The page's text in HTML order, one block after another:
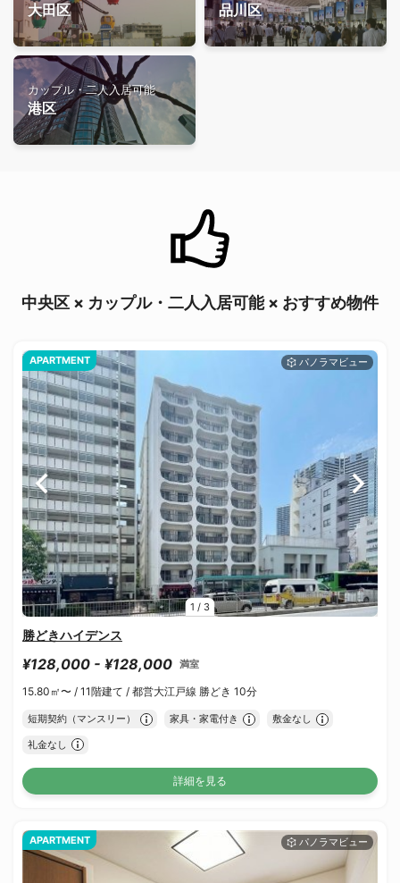
大田区 品川区
カップル・二人入居可能
港区
中央区 × カップル・二人入居可能 × おすすめ物件
1 / 3
APARTMENT
勝どきハイデンス
¥128,000 - ¥128,000 満室
15.80㎡〜 / 11階建て / 都営大江戸線 勝どき 10分
短期契約（マンスリー） 家具・家電付き 敷金なし
礼金なし
詳細を見る
APARTMENT